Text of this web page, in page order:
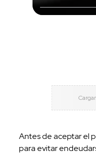
Antes de aceptar el
para evitar